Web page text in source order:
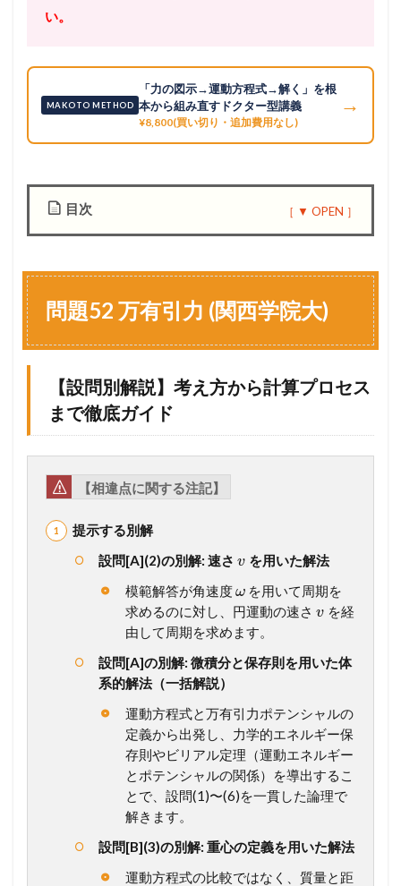
い。
MAKOTO METHOD
「力の図示→運動方程式→解く」を根
本から組み直すドクター型講義
¥8,800(買い切り・追加費用なし)
→
目次
5
2
有
力
関
西
学
)
1.1
設
別
考
え
か
ま
で
問題52 万有引力 (関西学院大)
【設問別解説】考え方から計算プロセス
まで徹底ガイド
【相違点に関する注記】
提示する別解
設問[A](2)の別解: 速さv を用いた解法
模範解答が角速度ω を用いて周期を
求めるのに対し、円運動の速さv を経
由して周期を求めます。
設問[A]の別解: 微積分と保存則を用いた体
系的解法（一括解説）
運動方程式と万有引力ポテンシャルの
定義から出発し、力学的エネルギー保
存則やビリアル定理（運動エネルギー
とポテンシャルの関係）を導出するこ
とで、設問(1)〜(6)を一貫した論理で
解きます。
設問[B](3)の別解: 重心の定義を用いた解法
運動方程式の比較ではなく、質量と距